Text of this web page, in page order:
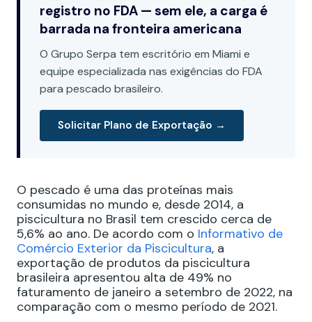
registro no FDA — sem ele, a carga é
barrada na fronteira americana
O Grupo Serpa tem escritório em Miami e
equipe especializada nas exigências do FDA
para pescado brasileiro.
Solicitar Plano de Exportação →
O pescado é uma das proteínas mais
consumidas no mundo e, desde 2014, a
piscicultura no Brasil tem crescido cerca de
5,6% ao ano. De acordo com o Informativo de
Comércio Exterior da Piscicultura, a
exportação de produtos da piscicultura
brasileira apresentou alta de 49% no
faturamento de janeiro a setembro de 2022, na
comparação com o mesmo período de 2021.